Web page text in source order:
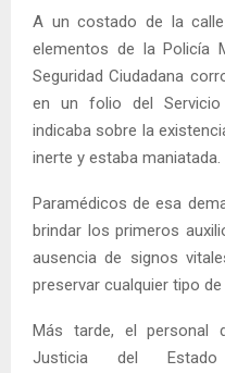
A un costado de la
elementos de la Policía
Seguridad Ciudadana
en un folio del Servicio
indicaba sobre la
inerte y estaba maniatada.
Paramédicos de esa
brindar los primeros
ausencia de signos
preservar cualquier tipo de
Más tarde, el personal
Justicia del